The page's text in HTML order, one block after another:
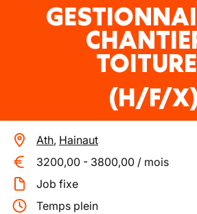
(H/F/
Ath, Hainaut
3200,00 - 3800,00 / mois
Job fixe
Temps plein